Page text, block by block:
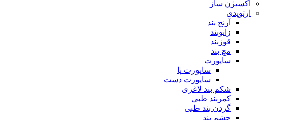
اکسیژن ساز
ارتوپدی
آرنج بند
زانوبند
قوزبند
مچ بند
ساپورت
ساپورت پا
ساپورت دست
شکم بند لاغری
کمربند طبی
گردن بند طبی
چشم بند